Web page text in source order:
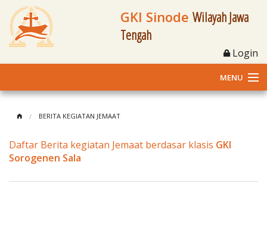
GKI Sinode Wilayah Jawa
Tengah
Login
MENU
Klasis dan Jemaat
BERITA KEGIATAN JEMAAT
Daftar Berita kegiatan Jemaat berdasar klasis GKI
Sorogenen Sala